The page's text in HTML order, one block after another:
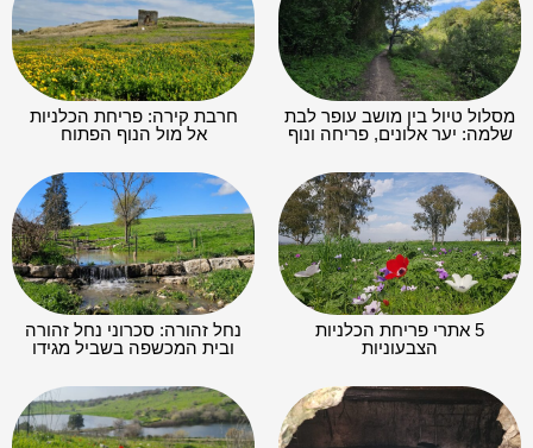
מסלול טיול בין מושב עופר לבת
שלמה: יער אלונים, פריחה ונוף
חרבת קירה: פריחת הכלניות
אל מול הנוף הפתוח
5 אתרי פריחת הכלניות
הצבעוניות
נחל זהורה: סכרוני נחל זהורה
ובית המכשפה בשביל מגידו